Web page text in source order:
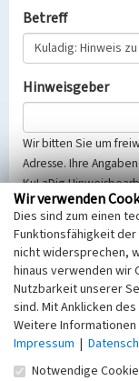
Betreff
Hinweisgeber
Wir bitten Sie um
Adresse. Ihre
KuLaDig-
Selbstverständlich
Telemediengesetzes,
dem 25.05.2018
(EU-DSGVO)
Hinweise zum
Nachricht
Wir verwenden
Dies sind zum einen
Funktionsfähigkeit
nicht widersprechen,
hinaus verwenden wir
Nutzbarkeit unserer
sind. Mit Anklicken
Weitere
Impressum |
Notwendige